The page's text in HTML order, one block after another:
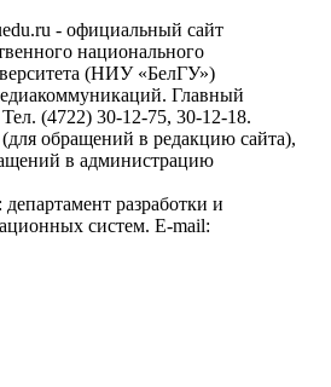
- официальный сайт
национального
(НИУ «БелГУ»)
Главный
(4722) 30-12-75, 30-12-18.
(для обращений в редакцию сайта),
в администрацию
разработки и
систем. E-mail: